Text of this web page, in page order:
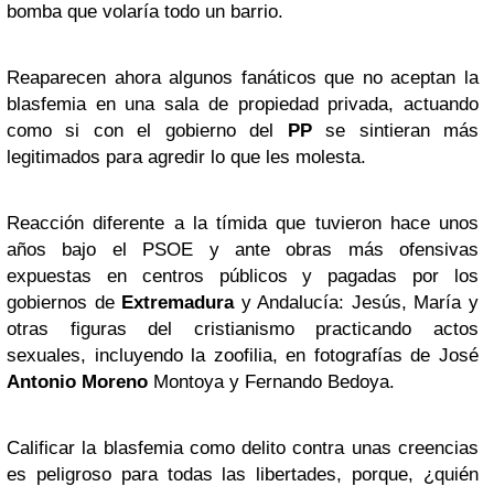
bomba que volaría todo un barrio.
Reaparecen ahora algunos fanáticos que no aceptan la
blasfemia en una sala de propiedad privada, actuando
como si con el gobierno del PPse sintieran más
legitimados para agredir lo que les molesta.
Reacción diferente a la tímida que tuvieron hace unos
años bajo el PSOE y ante obras más ofensivas
expuestas en centros públicos y pagadas por los
gobiernos de Extremaduray Andalucía: Jesús, María y
otras figuras del cristianismo practicando actos
sexuales, incluyendo la zoofilia, en fotografías de José
Antonio Moreno Montoya y Fernando Bedoya.
Calificar la blasfemia como delito contra unas creencias
es peligroso para todas las libertades, porque, ¿quién